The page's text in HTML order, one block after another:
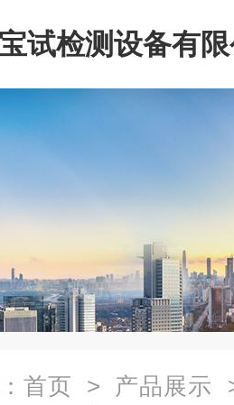
试检测设备有
首页 > 产品展示